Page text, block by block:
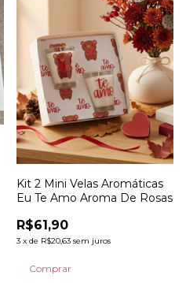
Kit 2 Mini Velas Aromáticas
Eu Te Amo Aroma De Rosas
R$61,90
3 x de R$20,63 sem juros